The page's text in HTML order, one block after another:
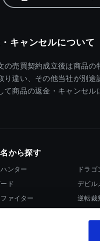
キャンセルについて
の売買契約成立後は商品の
り違い、その他当社が別途
て商品の返金・キャンセル
から探す
ンター
ド
ァイター
ドラゴ
デビル
逆転裁